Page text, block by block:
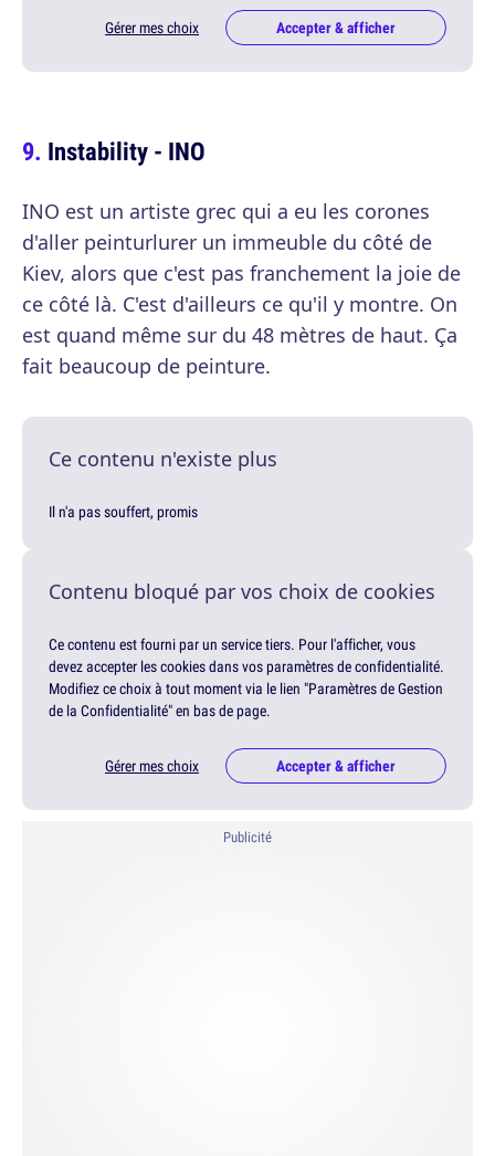
Gérer mes choix Accepter & afficher
Instability - INO
INO est un artiste grec qui a eu les corones
d'aller peinturlurer un immeuble du côté de
Kiev, alors que c'est pas franchement la joie de
ce côté là. C'est d'ailleurs ce qu'il y montre. On
est quand même sur du 48 mètres de haut. Ça
fait beaucoup de peinture.
Ce contenu n'existe plus
Il n'a pas souffert, promis
Contenu bloqué par vos choix de cookies
Ce contenu est fourni par un service tiers. Pour l'afficher, vous
devez accepter les cookies dans vos paramètres de confidentialité.
Modifiez ce choix à tout moment via le lien "Paramètres de Gestion
de la Confidentialité" en bas de page.
Gérer mes choix Accepter & afficher
Publicité